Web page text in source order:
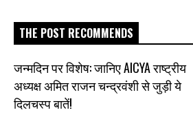
THE POST RECOMMENDS
जन्मदिन पर विशेष: जानिए AICYA राष्ट्रीय
अध्यक्ष अमित राजन चन्द्रवंशी से जुड़ी ये
दिलचस्प बातें!